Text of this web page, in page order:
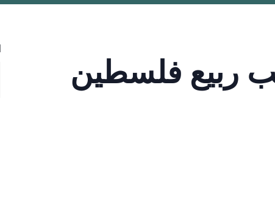
ربيع فلسطين